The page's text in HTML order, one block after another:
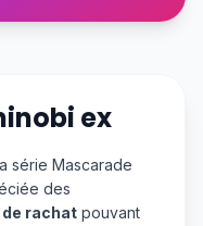
ex
série Mascarade
des
rachat pouvant